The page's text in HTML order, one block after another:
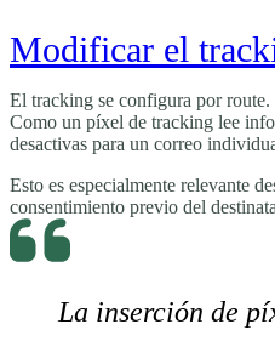
Modificar el
El tracking se configura por
Como un píxel de tracking lee
desactivas para un correo
Esto es especialmente relevante
consentimiento previo del
La inserción de